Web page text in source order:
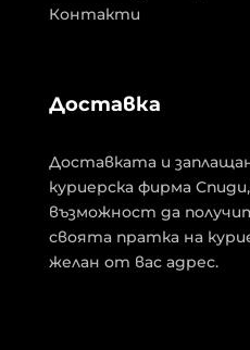
Контакти
Доставка
Доставката и
куриерска фирма
възможност да
своята пратка на
желан от вас адрес.